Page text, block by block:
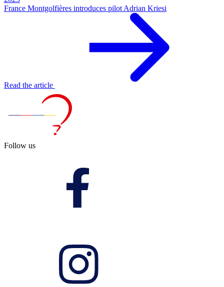
France Montgolfières introduces pilot Adrian Kriesi
Read the article
Follow us